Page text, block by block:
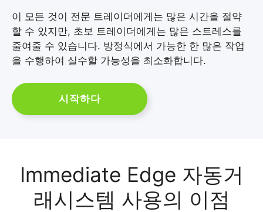
이 모든 것이 전문 트레이더에게는 많은 시간을 절약
할 수 있지만, 초보 트레이더에게는 많은 스트레스를
줄여줄 수 있습니다. 방정식에서 가능한 한 많은 작업
을 수행하여 실수할 가능성을 최소화합니다.
시작하다
Immediate Edge 자동거
래시스템 사용의 이점